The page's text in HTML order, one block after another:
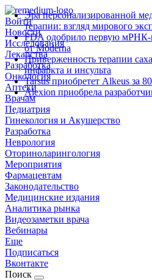
Войти
Новости
Исследования
Лекарства
Разработка
Онкология
Аптеки
Врачам
Педиатрия
Гинекология и Акушерство
Разработка
Неврология
Оториноларингология
Мероприятия
Фармацевтам
Законодательство
Медицинские издания
Аналитика рынка
Видеозаметки врача
Вебинары
Еще
Подписаться
Вконтакте
Поиск
Эра персонализированной
терапии: взгляд мирового
FDA одобрило первую
от Moderna
Приверженность терапии
инфаркта и инсульта
Tarsus приобретет Alkeus за
Alexion приобрела